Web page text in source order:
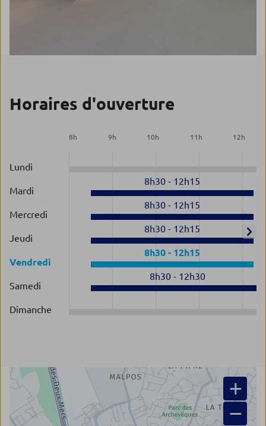
Horaires d'ouverture
8h 9h 10h 11 h 12h
Lundi
Mardi
8h30- 12h15
Mercredi
8h30- 12h15
Jeudi
8h30- 12h15
Vendredi
8h30- 12h15
Samedi
8h30- 12h30
Dimanche
+
−